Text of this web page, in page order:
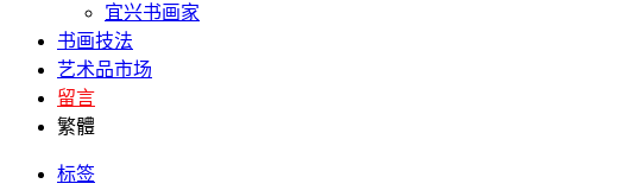
宜兴书画家
书画技法
艺术品市场
留言
繁體
标签